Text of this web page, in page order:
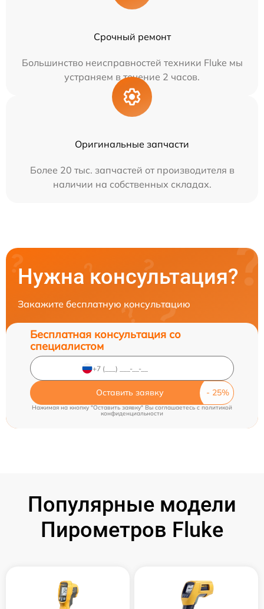
Срочный ремонт
Большинство неисправностей техники Fluke мы
устраняем в течение 2 часов.
Оригинальные запчасти
Более 20 тыс. запчастей от производителя в
наличии на собственных складах.
Нужна консультация?
Закажите бесплатную консультацию
Бесплатная консультация со
специалистом
Оставить заявку
Нажимая на кнопку "Оставить заявку" Вы соглашаетесь cполитикой
конфиденциальности
Популярные модели
Пирометров Fluke